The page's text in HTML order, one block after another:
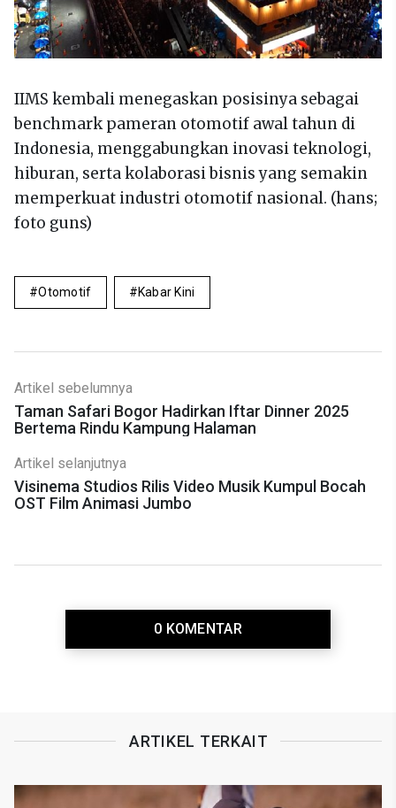
IIMS kembali menegaskan posisinya sebagai
benchmark pameran otomotif awal tahun di
Indonesia, menggabungkan inovasi teknologi,
hiburan, serta kolaborasi bisnis yang semakin
memperkuat industri otomotif nasional. (hans;
foto guns)
Otomotif Kabar Kini
Artikel sebelumnya
Taman Safari Bogor Hadirkan Iftar Dinner 2025
Bertema Rindu Kampung Halaman
Artikel selanjutnya
Visinema Studios Rilis Video Musik Kumpul Bocah
OST Film Animasi Jumbo
0 KOMENTAR
ARTIKEL TERKAIT